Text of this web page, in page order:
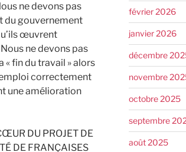
ne devons pas
du gouvernement
œuvrent
ne devons pas
« fin du travail » alors
correctement
une amélioration
DU PROJET DE
DE FRANÇAISES
février 2026
janvier 2026
décembre
novembre
octobre 2025
septembre
août 2025